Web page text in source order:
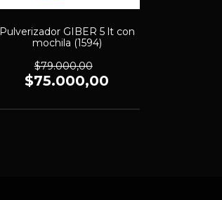
Pulverizador GIBER 5 lt con
mochila (1594)
$79.000,00
$75.000,00